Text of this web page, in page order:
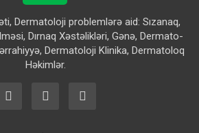
Dermatoloji problemlərə aid: Sızanaq,
Dırnaq Xəstəlikləri, Gənə, Dermato-
Dermatoloji Klinika, Dermatoloq
Həkimlər.